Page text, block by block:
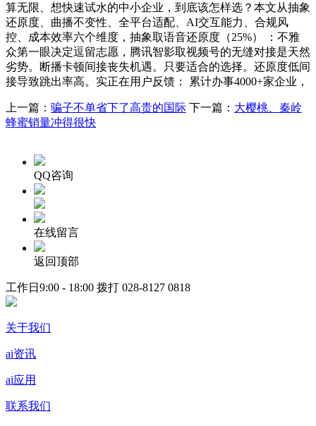
算无限、想快速试水的中小企业，到底该怎样选？本文从抽象
还原度、曲播不变性、全平台适配、AI交互能力、合规风
控、成本效率六个维度，抽象取语音还原度（25%） ：不雅
众第一眼决定逗留志愿，腾讯智影取视频号的无缝对接是天然
劣势。断播卡顿间接丧失机遇。只要适合的选择。还原度低间
接导致跳出率高。实正在用户反馈： 累计办事4000+家企业，
上一篇： 骗子不单省下了高贵的国际 下一篇： 大樱桃、秦岭
蜂蜜销量冲得很快
QQ咨询
在线留言
返回顶部
工作日9:00 - 18:00 拨打 028-8127 0818
关于我们
ai资讯
ai应用
联系我们